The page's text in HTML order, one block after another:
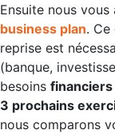
Ensuite nous
business plan.
reprise est
(banque,
besoins financiers
3 prochains
nous comparons